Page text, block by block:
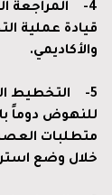
4-
المراجعة
قيادة عملية
والأكاديمي.
5-
التخطيط
للنهوض دوماً
متطلبات
خلال وضع